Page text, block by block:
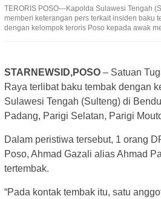
TERORIS POSO---Kapolda Sulawesi Tengah
memberi keterangan pers terkait insiden baku
dengan kelompok teroris Poso kepada awak
STARNEWSID,POSO – Satuan
Raya terlibat baku tembak dengan
Sulawesi Tengah (Sulteng) di
Padang, Parigi Selatan, Parigi
Dalam peristiwa tersebut, 1 orang
Poso, Ahmad Gazali alias Ahmad
tertembak.
“Pada kontak tembak itu, satu